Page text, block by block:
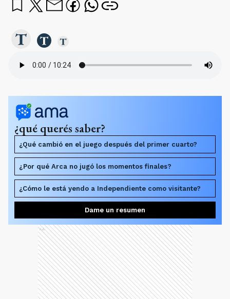
¿qué querés saber?
¿Qué cambió en el juego después del primer cuarto?
¿Por qué Arca no jugó los momentos finales?
¿Cómo le está yendo a Independiente como visitante?
Dame un resumen
Ads